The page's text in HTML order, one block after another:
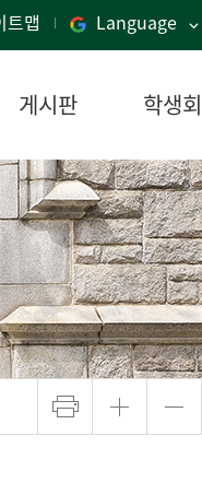
트맵 Language
게시판 학생회